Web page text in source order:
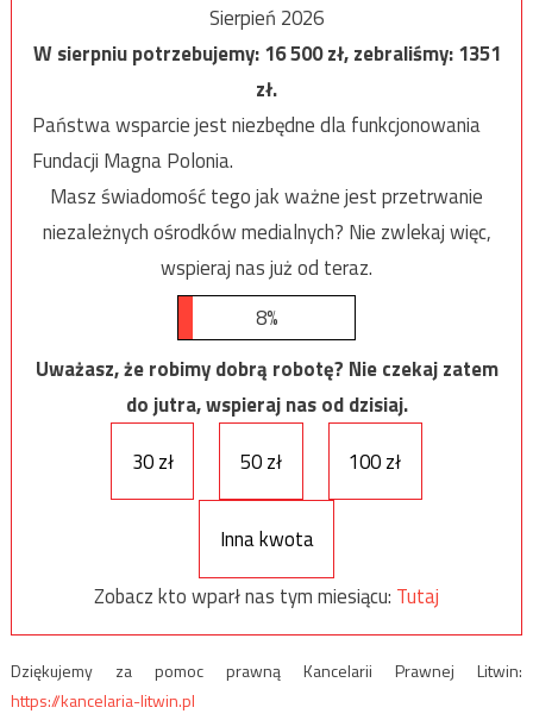
Sierpień 2026
W sierpniu potrzebujemy:16 500zł, zebraliśmy:1351
zł.
Państwa wsparcie jest niezbędne dla funkcjonowania
Fundacji Magna Polonia.
Masz świadomość tego jak ważne jest przetrwanie
niezależnych ośrodków medialnych? Nie zwlekaj więc,
wspieraj nas już od teraz.
8%
Uważasz, że robimy dobrą robotę? Nie czekaj zatem
do jutra, wspieraj nas od dzisiaj.
30 zł
50 zł 100 zł
Inna kwota
Zobacz kto wparł nas tym miesiącu: Tutaj
Dziękujemy za pomoc prawną Kancelarii Prawnej Litwin:
https://kancelaria-litwin.pl